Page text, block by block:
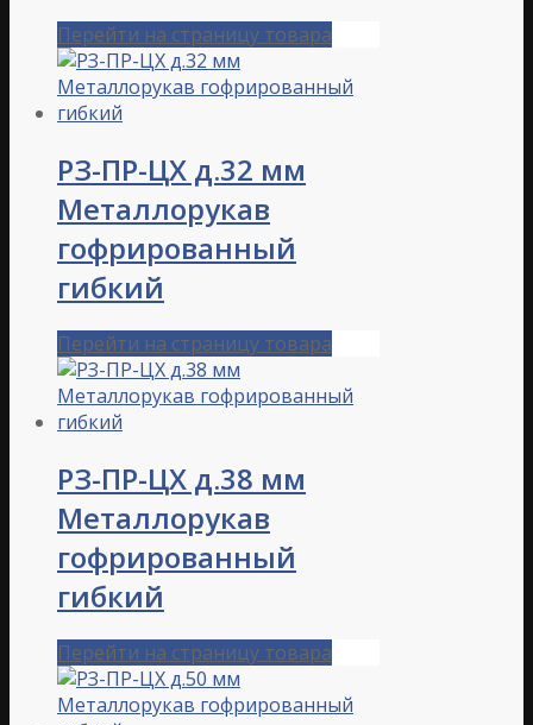
Перейти на страницу товара
РЗ-ПР-ЦХ д.32 мм
Металлорукав
гофрированный
гибкий
Перейти на страницу товара
РЗ-ПР-ЦХ д.38 мм
Металлорукав
гофрированный
гибкий
Перейти на страницу товара